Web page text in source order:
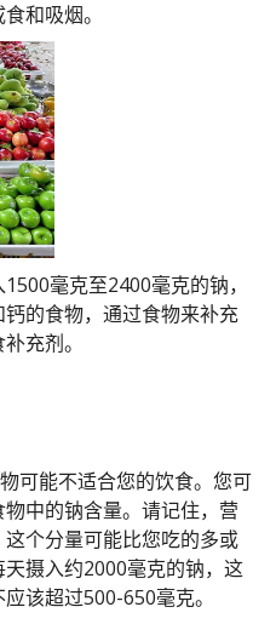
和吸烟。
毫克至2400毫克的钠，
的食物，通过食物来补充
充剂。
可能不适合您的饮食。您可
中的钠含量。请记住，营
个分量可能比您吃的多或
摄入约2000毫克的钠，这
该超过500-650毫克。